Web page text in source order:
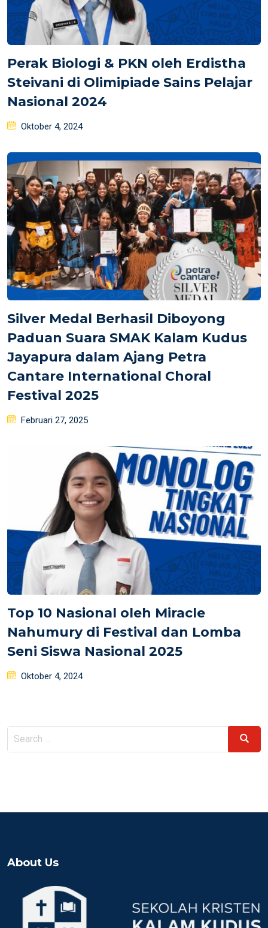
Perak Biologi & PKN oleh Erdistha
Steivani di Olimipiade Sains Pelajar
Nasional 2024
Posted
Oktober 4, 2024
Silver Medal Berhasil Diboyong
Paduan Suara SMAK Kalam Kudus
Jayapura dalam Ajang Petra
Cantare International Choral
Festival 2025
Posted
Februari 27, 2025
Top 10 Nasional oleh Miracle
Nahumury di Festival dan Lomba
Seni Siswa Nasional 2025
Posted
Oktober 4, 2024
Search
Search
About Us